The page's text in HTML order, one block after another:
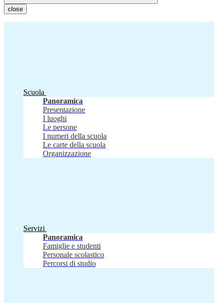
close
Scuola
Panoramica
Presentazione
I luoghi
Le persone
I numeri della scuola
Le carte della scuola
Organizzazione
Servizi
Panoramica
Famiglie e studenti
Personale scolastico
Percorsi di studio